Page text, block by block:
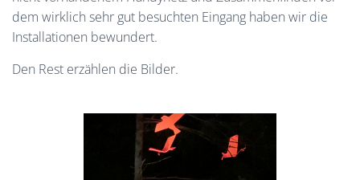
dem wirklich sehr gut besuchten Eingang haben wir die
Installationen bewundert.
Den Rest erzählen die Bilder.